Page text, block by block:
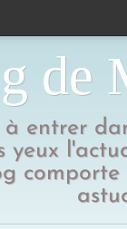
de
entrer
yeux